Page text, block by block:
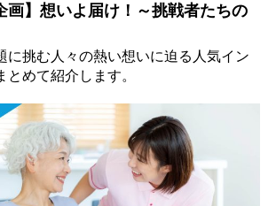
画】想いよ届け！～挑戦者たちの
に挑む人々の熱い想いに迫る人気イン
とめて紹介します。